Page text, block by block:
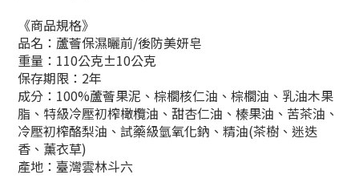
《商品規格》
品名：蘆薈保濕曬前/後防美妍皂
重量：110公克±10公克
保存期限：2年
成分：100%蘆薈果泥、棕櫚核仁油、棕櫚油、乳油木果
脂、特級冷壓初榨橄欖油、甜杏仁油、榛果油、苦茶油、
冷壓初榨酪梨油、試藥級氫氧化鈉、精油(茶樹、迷迭
香、薰衣草)
產地：臺灣雲林斗六